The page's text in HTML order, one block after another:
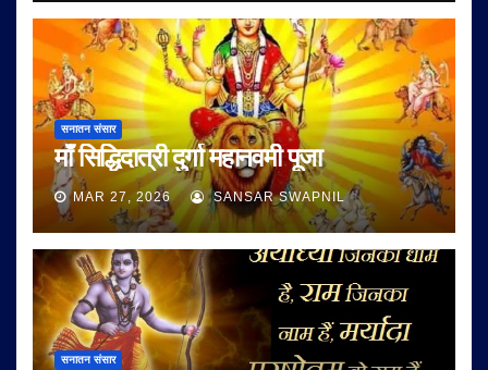
सनातन संसार
माँ सिद्धिदात्री दुर्गा महानवमी पूजा
MAR 27, 2026 SANSAR SWAPNIL
सनातन संसार